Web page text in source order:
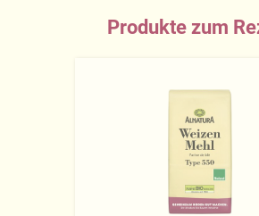
Produkte zum